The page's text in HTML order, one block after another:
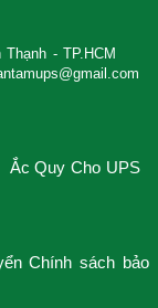
- TP.HCM
Ắc Quy Cho UPS
Chính sách bảo